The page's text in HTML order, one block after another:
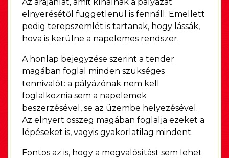
elnyerésétől függetlenül is fennáll. Emellett
pedig terepszemlét is tartanak, hogy lássák,
hova is kerülne a napelemes rendszer.
A honlap bejegyzése szerint a tender
magában foglal minden szükséges
tennivalót: a pályázónak nem kell
foglalkoznia sem a napelemek
beszerzésével, se az üzembe helyezésével.
Az elnyert összeg magában foglalja ezeket a
lépéseket is, vagyis gyakorlatilag mindent.
Fontos az is, hogy a megvalósítást sem lehet